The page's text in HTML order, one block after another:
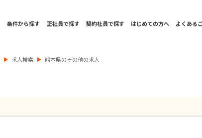
条件から探す 正社員で探す 契約社員で探す はじめての方へ よくある
求人検索 熊本県のその他の求人